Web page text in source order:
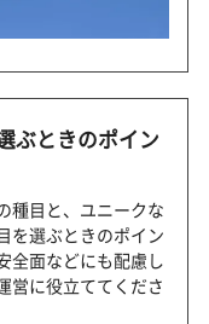
ぶときのポイン
種目と、ユニークな
を選ぶときのポイン
全面などにも配慮し
営に役立ててくださ